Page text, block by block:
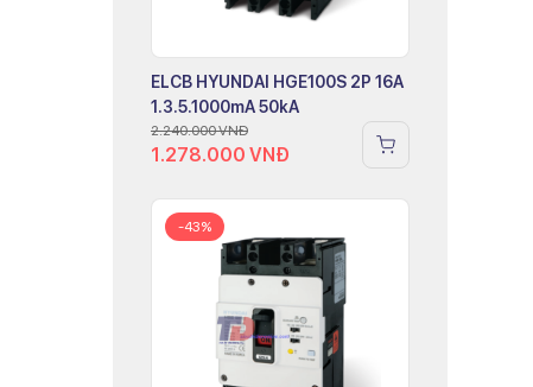
ELCB HYUNDAI HGE100S 2P 16A
1.3.5.1000mA 50kA
2.240.000VNĐ
1.278.000 VNĐ
-43%